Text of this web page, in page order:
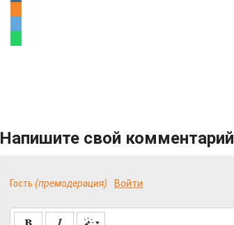
Напишите свой комментарий
Гость (премодерация) Войти